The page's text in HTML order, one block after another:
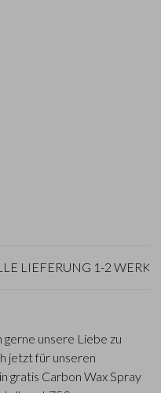
1-2 WERKTAGE
unsere Liebe zu
jetzt für unseren
gratis Carbon Wax Spray